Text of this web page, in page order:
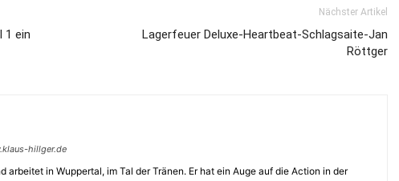
1 ein
Nächster Artikel
Lagerfeuer Deluxe-Heartbeat-Schlagsaite-Jan
Röttger
hillger.de
arbeitet in Wuppertal, im Tal der Tränen. Er hat ein Auge auf die Action in der